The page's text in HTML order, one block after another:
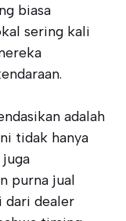
biasa
sering kali
adalah
tidak hanya
purna jual
dari dealer